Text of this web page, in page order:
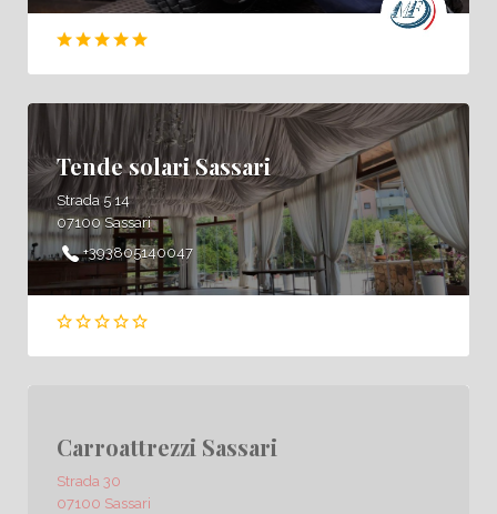
Tende solari Sassari
Strada 5 14
07100 Sassari
+393805140047
Carroattrezzi Sassari
Strada 30
07100 Sassari